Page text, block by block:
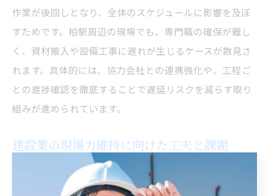
作業が後回しとなり、全体のスケジュールに影響を及ぼ
すためです。柏駅周辺の現場でも、専門職の確保が難し
く、資材搬入や設備工事に遅れが生じるケースが散見さ
れます。具体的には、協力会社との連携強化や、工程ご
との進捗確認を徹底することで遅延リスクを減らす取り
組みが進められています。
建設業の現場力維持に向けた工夫と課題
現場力維持には多角的な工夫が不可欠です。なぜなら、
単なる人員補充だけでなく、技術継承や働き方改革も同